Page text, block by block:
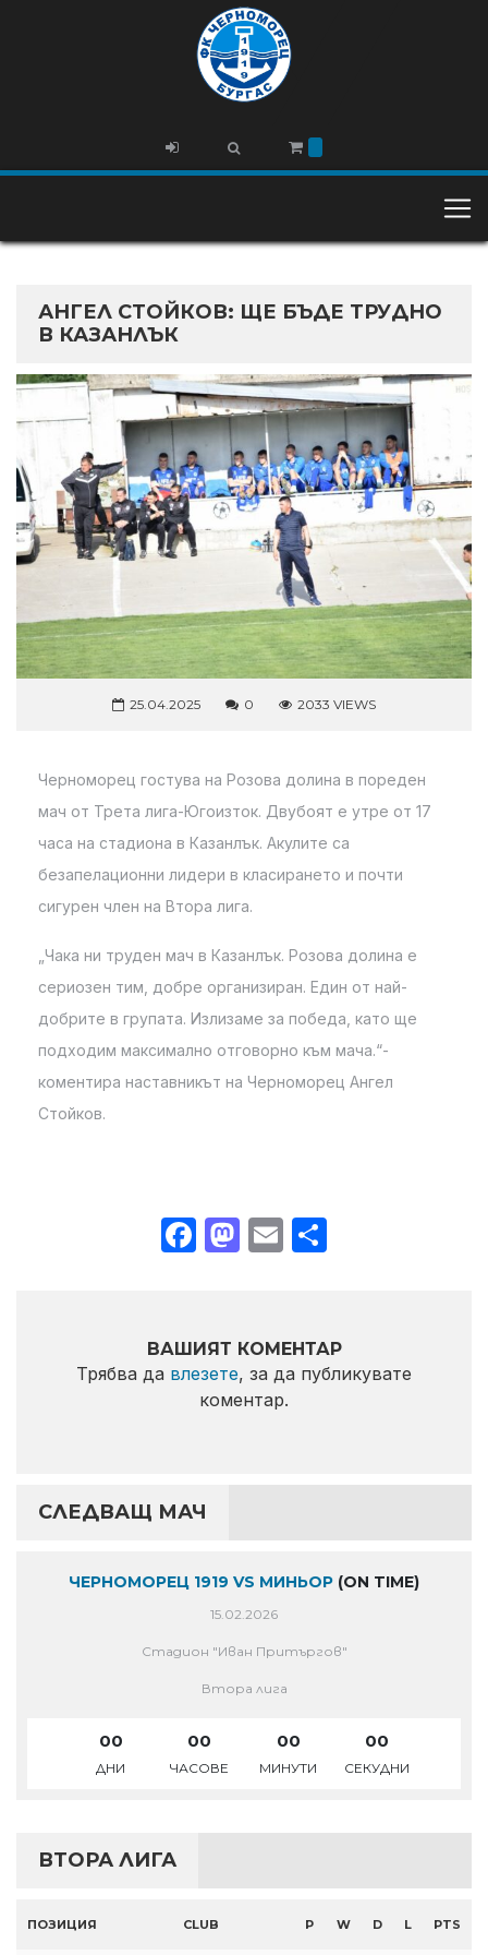
АНГЕЛ СТОЙКОВ: ЩЕ БЪДЕ ТРУДНО
В КАЗАНЛЪК
25.04.2025 0 2033 VIEWS
Черноморец гостува на Розова долина в пореден
мач от Трета лига-Югоизток. Двубоят е утре от 17
часа на стадиона в Казанлък. Акулите са
безапелационни лидери в класирането и почти
сигурен член на Втора лига.
„Чака ни труден мач в Казанлък. Розова долина е
сериозен тим, добре организиран. Един от най-
добрите в групата. Излизаме за победа, като ще
подходим максимално отговорно към мача.“-
коментира наставникът на Черноморец Ангел
Стойков.
Facebook
Mastodon
Email
ВАШИЯТ КОМЕНТАР
Трябва да влезете, за да публикувате
коментар.
СЛЕДВАЩ МАЧ
ЧЕРНОМОРЕЦ 1919 VS МИНЬОР (ON TIME)
15.02.2026
Стадион "Иван Притъргов"
Втора лига
00
ДНИ
00
ЧАСОВЕ
00
МИНУТИ
00
СЕКУДНИ
ВТОРА ЛИГА
ПОЗИЦИЯ CLUB P W D L PTS